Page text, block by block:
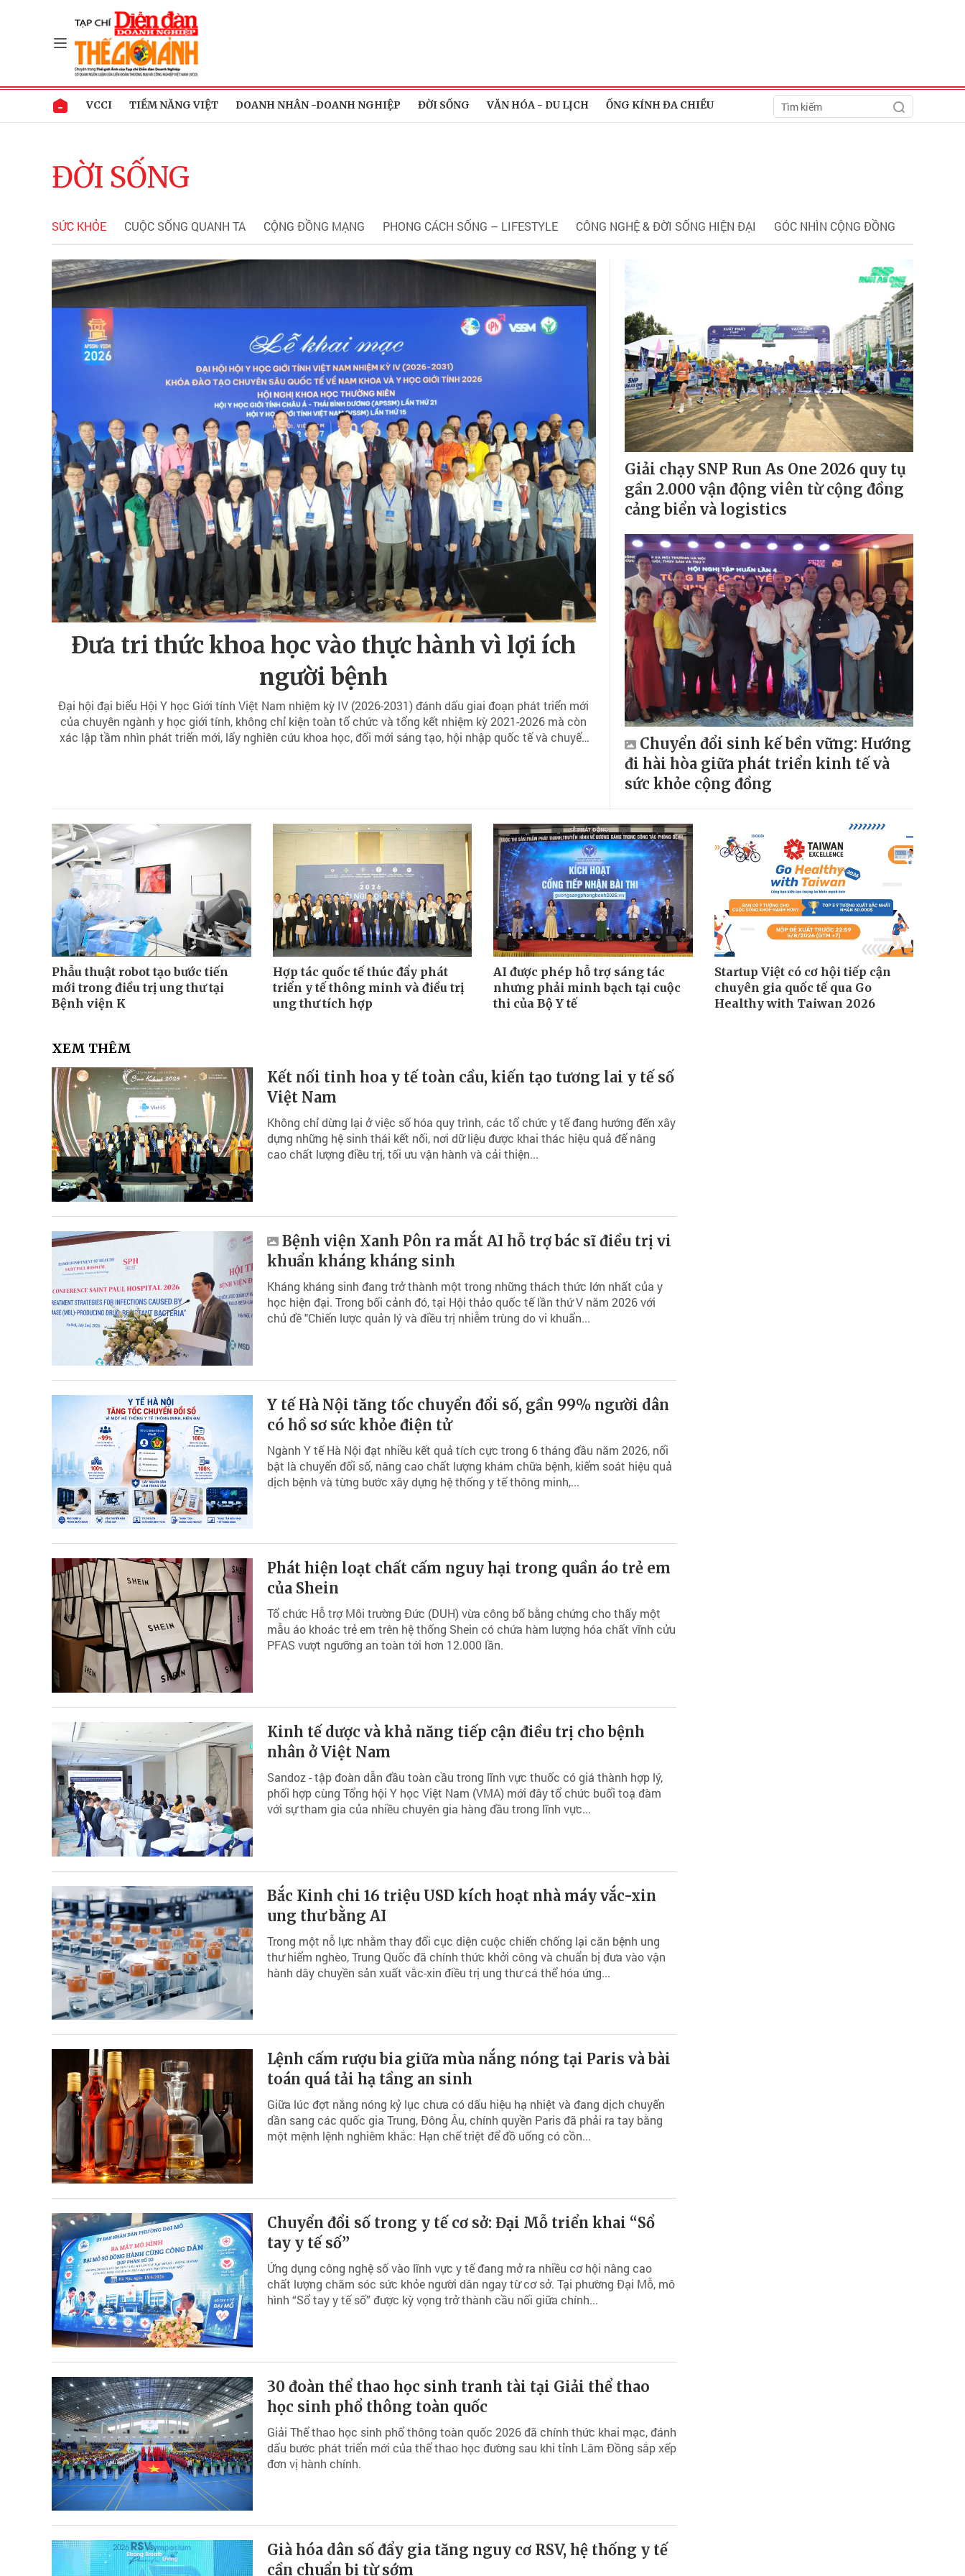
VCCI TIỀM NĂNG VIỆT DOANH NHÂN -DOANH NGHIỆP ĐỜI SỐNG VĂN HÓA - DU LỊCH ỐNG KÍNH ĐA CHIỀU
ĐỜI SỐNG
SỨC KHỎE CUỘC SỐNG QUANH TA CỘNG ĐỒNG MẠNG PHONG CÁCH SỐNG – LIFESTYLE CÔNG NGHỆ & ĐỜI SỐNG HIỆN ĐẠI GÓC NHÌN CỘNG ĐỒNG
Đưa tri thức khoa học vào thực hành vì lợi ích
người bệnh
Đại hội đại biểu Hội Y học Giới tính Việt Nam nhiệm kỳ IV (2026-2031) đánh dấu giai đoạn phát triển mới
của chuyên ngành y học giới tính, không chỉ kiện toàn tổ chức và tổng kết nhiệm kỳ 2021-2026 mà còn
xác lập tầm nhìn phát triển mới, lấy nghiên cứu khoa học, đổi mới sáng tạo, hội nhập quốc tế và chuyển
Giải chạy SNP Run As One 2026 quy tụ
gần 2.000 vận động viên từ cộng đồng
cảng biển và logistics
Chuyển đổi sinh kế bền vững: Hướng
đi hài hòa giữa phát triển kinh tế và
sức khỏe cộng đồng
Phẫu thuật robot tạo bước tiến
mới trong điều trị ung thư tại
Bệnh viện K
Hợp tác quốc tế thúc đẩy phát
triển y tế thông minh và điều trị
ung thư tích hợp
AI được phép hỗ trợ sáng tác
nhưng phải minh bạch tại cuộc
thi của Bộ Y tế
Startup Việt có cơ hội tiếp cận
chuyên gia quốc tế qua Go
Healthy with Taiwan 2026
XEM THÊM
Kết nối tinh hoa y tế toàn cầu, kiến tạo tương lai y tế số
Việt Nam
Không chỉ dừng lại ở việc số hóa quy trình, các tổ chức y tế đang hướng đến xây
dựng những hệ sinh thái kết nối, nơi dữ liệu được khai thác hiệu quả để nâng
cao chất lượng điều trị, tối ưu vận hành và cải thiện...
Bệnh viện Xanh Pôn ra mắt AI hỗ trợ bác sĩ điều trị vi
khuẩn kháng kháng sinh
Kháng kháng sinh đang trở thành một trong những thách thức lớn nhất của y
học hiện đại. Trong bối cảnh đó, tại Hội thảo quốc tế lần thứ V năm 2026 với
chủ đề "Chiến lược quản lý và điều trị nhiễm trùng do vi khuẩn...
Y tế Hà Nội tăng tốc chuyển đổi số, gần 99% người dân
có hồ sơ sức khỏe điện tử
Ngành Y tế Hà Nội đạt nhiều kết quả tích cực trong 6 tháng đầu năm 2026, nổi
bật là chuyển đổi số, nâng cao chất lượng khám chữa bệnh, kiểm soát hiệu quả
dịch bệnh và từng bước xây dựng hệ thống y tế thông minh,...
Phát hiện loạt chất cấm nguy hại trong quần áo trẻ em
của Shein
Tổ chức Hỗ trợ Môi trường Đức (DUH) vừa công bố bằng chứng cho thấy một
mẫu áo khoác trẻ em trên hệ thống Shein có chứa hàm lượng hóa chất vĩnh cửu
PFAS vượt ngưỡng an toàn tới hơn 12.000 lần.
Kinh tế dược và khả năng tiếp cận điều trị cho bệnh
nhân ở Việt Nam
Sandoz - tập đoàn dẫn đầu toàn cầu trong lĩnh vực thuốc có giá thành hợp lý,
phối hợp cùng Tổng hội Y học Việt Nam (VMA) mới đây tổ chức buổi toạ đàm
với sự tham gia của nhiều chuyên gia hàng đầu trong lĩnh vực...
Bắc Kinh chi 16 triệu USD kích hoạt nhà máy vắc-xin
ung thư bằng AI
Trong một nỗ lực nhằm thay đổi cục diện cuộc chiến chống lại căn bệnh ung
thư hiểm nghèo, Trung Quốc đã chính thức khởi công và chuẩn bị đưa vào vận
hành dây chuyền sản xuất vắc-xin điều trị ung thư cá thể hóa ứng...
Lệnh cấm rượu bia giữa mùa nắng nóng tại Paris và bài
toán quá tải hạ tầng an sinh
Giữa lúc đợt nắng nóng kỷ lục chưa có dấu hiệu hạ nhiệt và đang dịch chuyển
dần sang các quốc gia Trung, Đông Âu, chính quyền Paris đã phải ra tay bằng
một mệnh lệnh nghiêm khắc: Hạn chế triệt để đồ uống có cồn...
Chuyển đổi số trong y tế cơ sở: Đại Mỗ triển khai “Sổ
tay y tế số”
Ứng dụng công nghệ số vào lĩnh vực y tế đang mở ra nhiều cơ hội nâng cao
chất lượng chăm sóc sức khỏe người dân ngay từ cơ sở. Tại phường Đại Mỗ, mô
hình “Sổ tay y tế số” được kỳ vọng trở thành cầu nối giữa chính...
30 đoàn thể thao học sinh tranh tài tại Giải thể thao
học sinh phổ thông toàn quốc
Giải Thể thao học sinh phổ thông toàn quốc 2026 đã chính thức khai mạc, đánh
dấu bước phát triển mới của thể thao học đường sau khi tỉnh Lâm Đồng sắp xếp
đơn vị hành chính.
Già hóa dân số đẩy gia tăng nguy cơ RSV, hệ thống y tế
cần chuẩn bị từ sớm